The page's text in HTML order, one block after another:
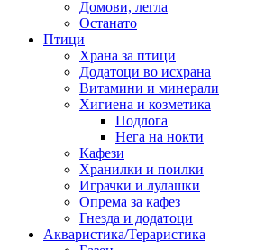
Домови, легла
Останато
Птици
Храна за птици
Додатоци во исхрана
Витамини и минерали
Хигиена и козметика
Подлога
Нега на нокти
Кафези
Хранилки и поилки
Играчки и лулашки
Опрема за кафез
Гнезда и додатоци
Акваристика/Тераристика